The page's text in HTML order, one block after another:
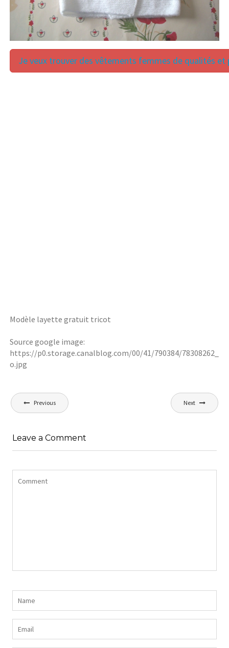
Je veux trouver des vêtements femmes de qualités et
Modèle layette gratuit tricot
Source google image:
https://p0.storage.canalblog.com/00/41/790384/78308262_
o.jpg
Navigation
de
Previous Next
Leave a Comment